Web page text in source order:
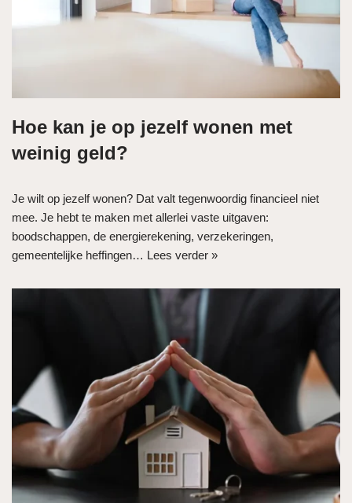
Hoe kan je op jezelf wonen met
weinig geld?
Je wilt op jezelf wonen? Dat valt tegenwoordig financieel niet
mee. Je hebt te maken met allerlei vaste uitgaven:
boodschappen, de energierekening, verzekeringen,
gemeentelijke heffingen… Lees verder »